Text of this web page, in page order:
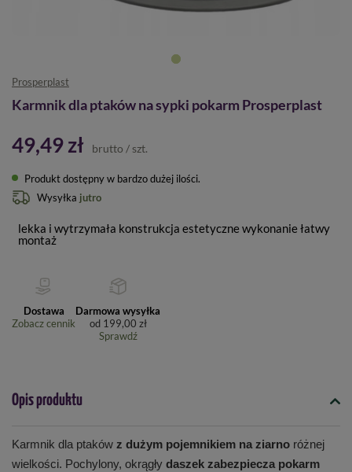
Prosperplast
Karmnik dla ptaków na sypki pokarm Prosperplast
49,49 zł brutto / szt.
Produkt dostępny w bardzo dużej ilości
Wysyłka jutro
lekka i wytrzymała konstrukcja estetyczne wykonanie łatwy
montaż
Dostawa
Zobacz cennik
Darmowa wysyłka
od 199,00 zł
Sprawdź
Opis produktu
Karmnik dla ptaków z dużym pojemnikiem na ziarno różnej
wielkości. Pochylony, okrągły daszek zabezpiecza pokarm